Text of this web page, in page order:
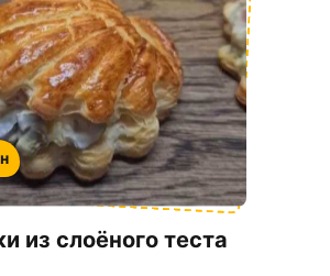
из слоёного теста